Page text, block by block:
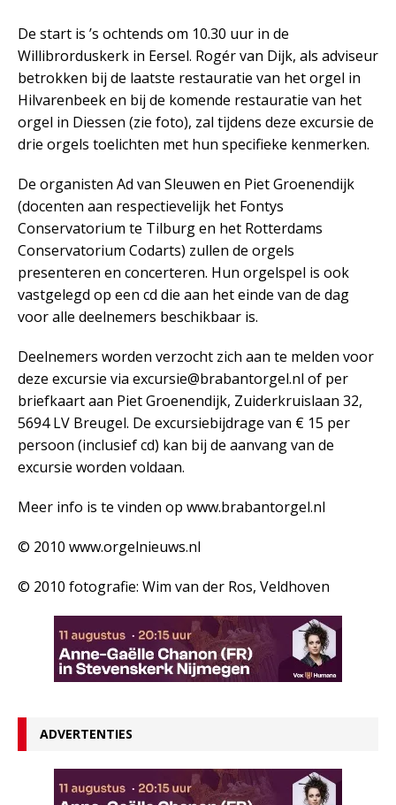
De start is ’s ochtends om 10.30 uur in de
Willibrorduskerk in Eersel. Rogér van Dijk, als adviseur
betrokken bij de laatste restauratie van het orgel in
Hilvarenbeek en bij de komende restauratie van het
orgel in Diessen (zie foto), zal tijdens deze excursie de
drie orgels toelichten met hun specifieke kenmerken.
De organisten Ad van Sleuwen en Piet Groenendijk
(docenten aan respectievelijk het Fontys
Conservatorium te Tilburg en het Rotterdams
Conservatorium Codarts) zullen de orgels
presenteren en concerteren. Hun orgelspel is ook
vastgelegd op een cd die aan het einde van de dag
voor alle deelnemers beschikbaar is.
Deelnemers worden verzocht zich aan te melden voor
deze excursie via excursie@brabantorgel.nl of per
briefkaart aan Piet Groenendijk, Zuiderkruislaan 32,
5694 LV Breugel. De excursiebijdrage van € 15 per
persoon (inclusief cd) kan bij de aanvang van de
excursie worden voldaan.
Meer info is te vinden op www.brabantorgel.nl
© 2010 www.orgelnieuws.nl
© 2010 fotografie: Wim van der Ros, Veldhoven
ADVERTENTIES